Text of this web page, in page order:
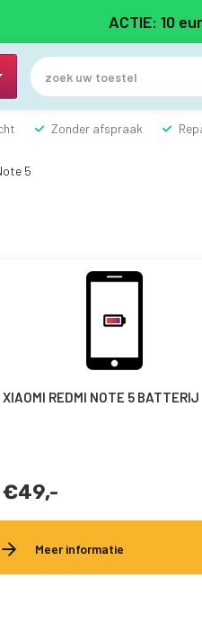
ACTIE: 10
Zonder afspraak
5
XIAOMI REDMI NOTE 5 BATTERIJ
€49,-
Meer informatie